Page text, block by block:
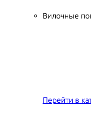
Вилочные
Перейти в